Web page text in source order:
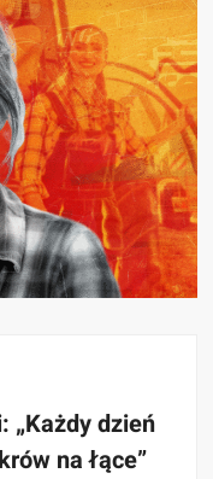
„Każdy dzień
na łące”